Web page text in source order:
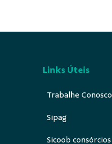
Links Úteis
Trabalhe Conosco
Sipag
Sicoob consórcios